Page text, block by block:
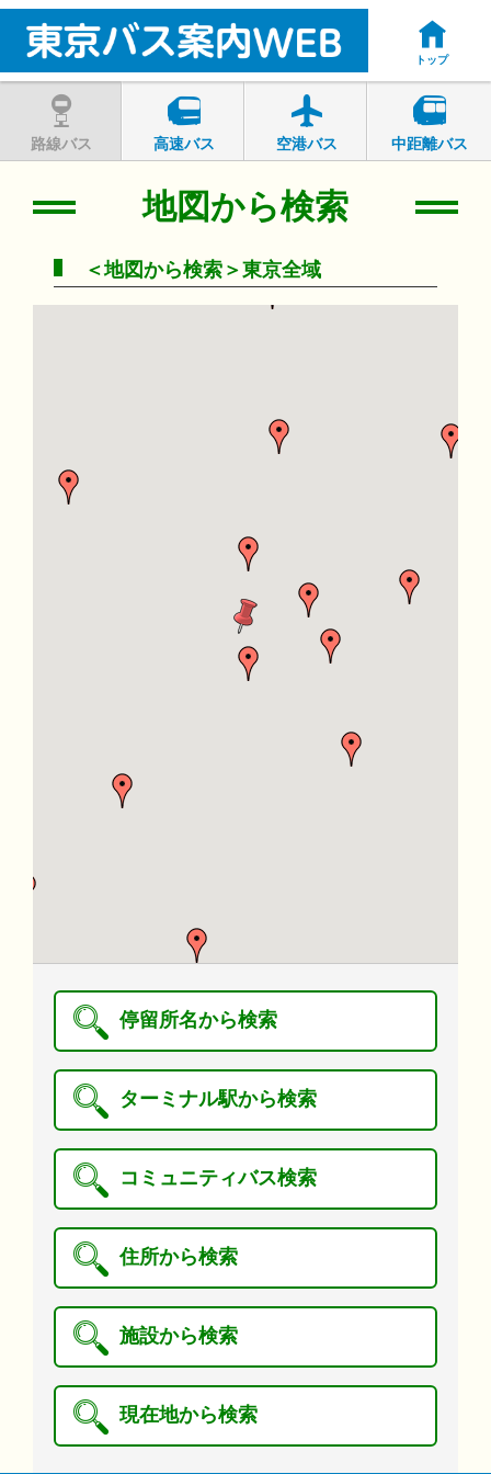
トップ
路線バス 高速バス 空港バス 中距離バス
地図から検索
＜地図から検索＞東京全域
停留所名から検索
ターミナル駅から検索
コミュニティバス検索
住所から検索
施設から検索
現在地から検索